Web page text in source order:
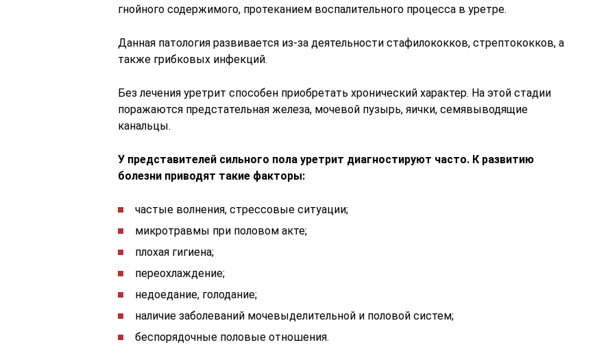
гнойного содержимого, протеканием воспалительного процесса в уретре.
Данная патология развивается из-за деятельности стафилококков, стрептококков, а
также грибковых инфекций.
Без лечения уретрит способен приобретать хронический характер. На этой стадии
поражаются предстательная железа, мочевой пузырь, яички, семявыводящие
канальцы.
У представителей сильного пола уретрит диагностируют часто. К развитию
болезни приводят такие факторы:
частые волнения, стрессовые ситуации;
микротравмы при половом акте;
плохая гигиена;
переохлаждение;
недоедание, голодание;
наличие заболеваний мочевыделительной и половой систем;
беспорядочные половые отношения.